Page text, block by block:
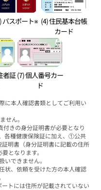
パスポート※ (4) 住民基本台帳
カード
者証 (7) 個人番号カー
ド
に本人確認書類としてご利用い
せん。
きの身分証明書が必要となり
各種健康保険証に加え、①公共
明書（身分証明書に記載の住所
となります。
できません。
状、依頼を受けた方の本人確認
トには住所が記載されていない